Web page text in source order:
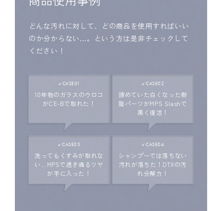
どんな汚れに対して、どの商品を使用すればいい
のか分からない...。という方は是非チェックして
ください！
CASE01
10年物のガラスのウロコ
がCE-Bで取れた！
CASE02
諦めていた白くなった樹
脂パーツ がMPS Slashで
黒く復活！
CASE03
洗ってもくすみが取れな
い… MPSで透き通るツヤ
が手に入った！
CASE04
シャンプーでは落ちない
汚れが落ちた！ DTXの汚
れ分解力！